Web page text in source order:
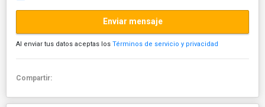
Enviar mensaje
Al enviar tus datos aceptas los Términos de servicio y privacidad
Compartir: